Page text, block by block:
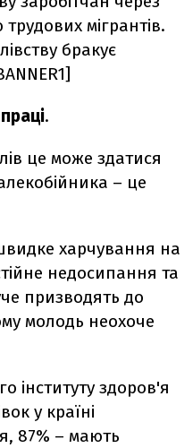
мігрантів.
бракує
.
це може здатися
– це
харчування на
недосипання та
призводять до
молодь неохоче
інституту здоров'я
у країні
87% – мають